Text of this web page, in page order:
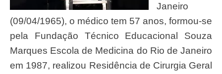
Janeiro
(09/04/1965), o médico tem 57 anos, formou-se
pela Fundação Técnico Educacional Souza
Marques Escola de Medicina do Rio de Janeiro
em 1987, realizou Residência de Cirurgia Geral